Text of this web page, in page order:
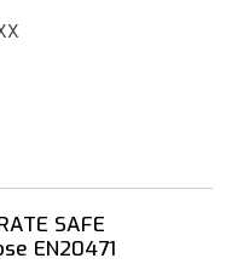
SAFE
EN20471